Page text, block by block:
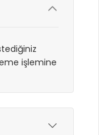
işlemine